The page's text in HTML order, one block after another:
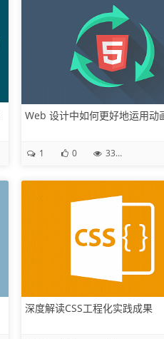
Web 设计中如何更好地运用动
1 0 33.1K
深度解读CSS工程化实践成果